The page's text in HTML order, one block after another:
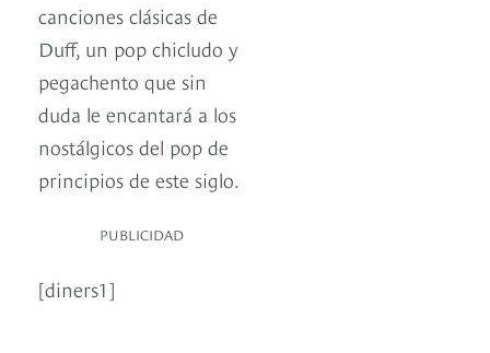
canciones clásicas de
Duff, un pop chicludo y
pegachento que sin
duda le encantará a los
nostálgicos del pop de
principios de este siglo.
PUBLICIDAD
[diners1]